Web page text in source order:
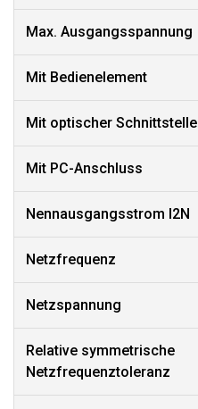
Max. Ausgangsspannung
Mit Bedienelement
Mit optischer Schnittstelle
Mit PC-Anschluss
Nennausgangsstrom I2N
Netzfrequenz
Netzspannung
Relative symmetrische
Netzfrequenztoleranz